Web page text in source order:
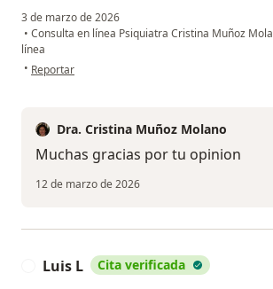
3 de marzo de 2026
• Consulta en línea Psiquiatra Cristina Muñoz
línea
• en opinión del usuario María M.
Reportar
Dra. Cristina Muñoz Molano
Muchas gracias por tu opinion
12 de marzo de 2026
Luis L Cita verificada